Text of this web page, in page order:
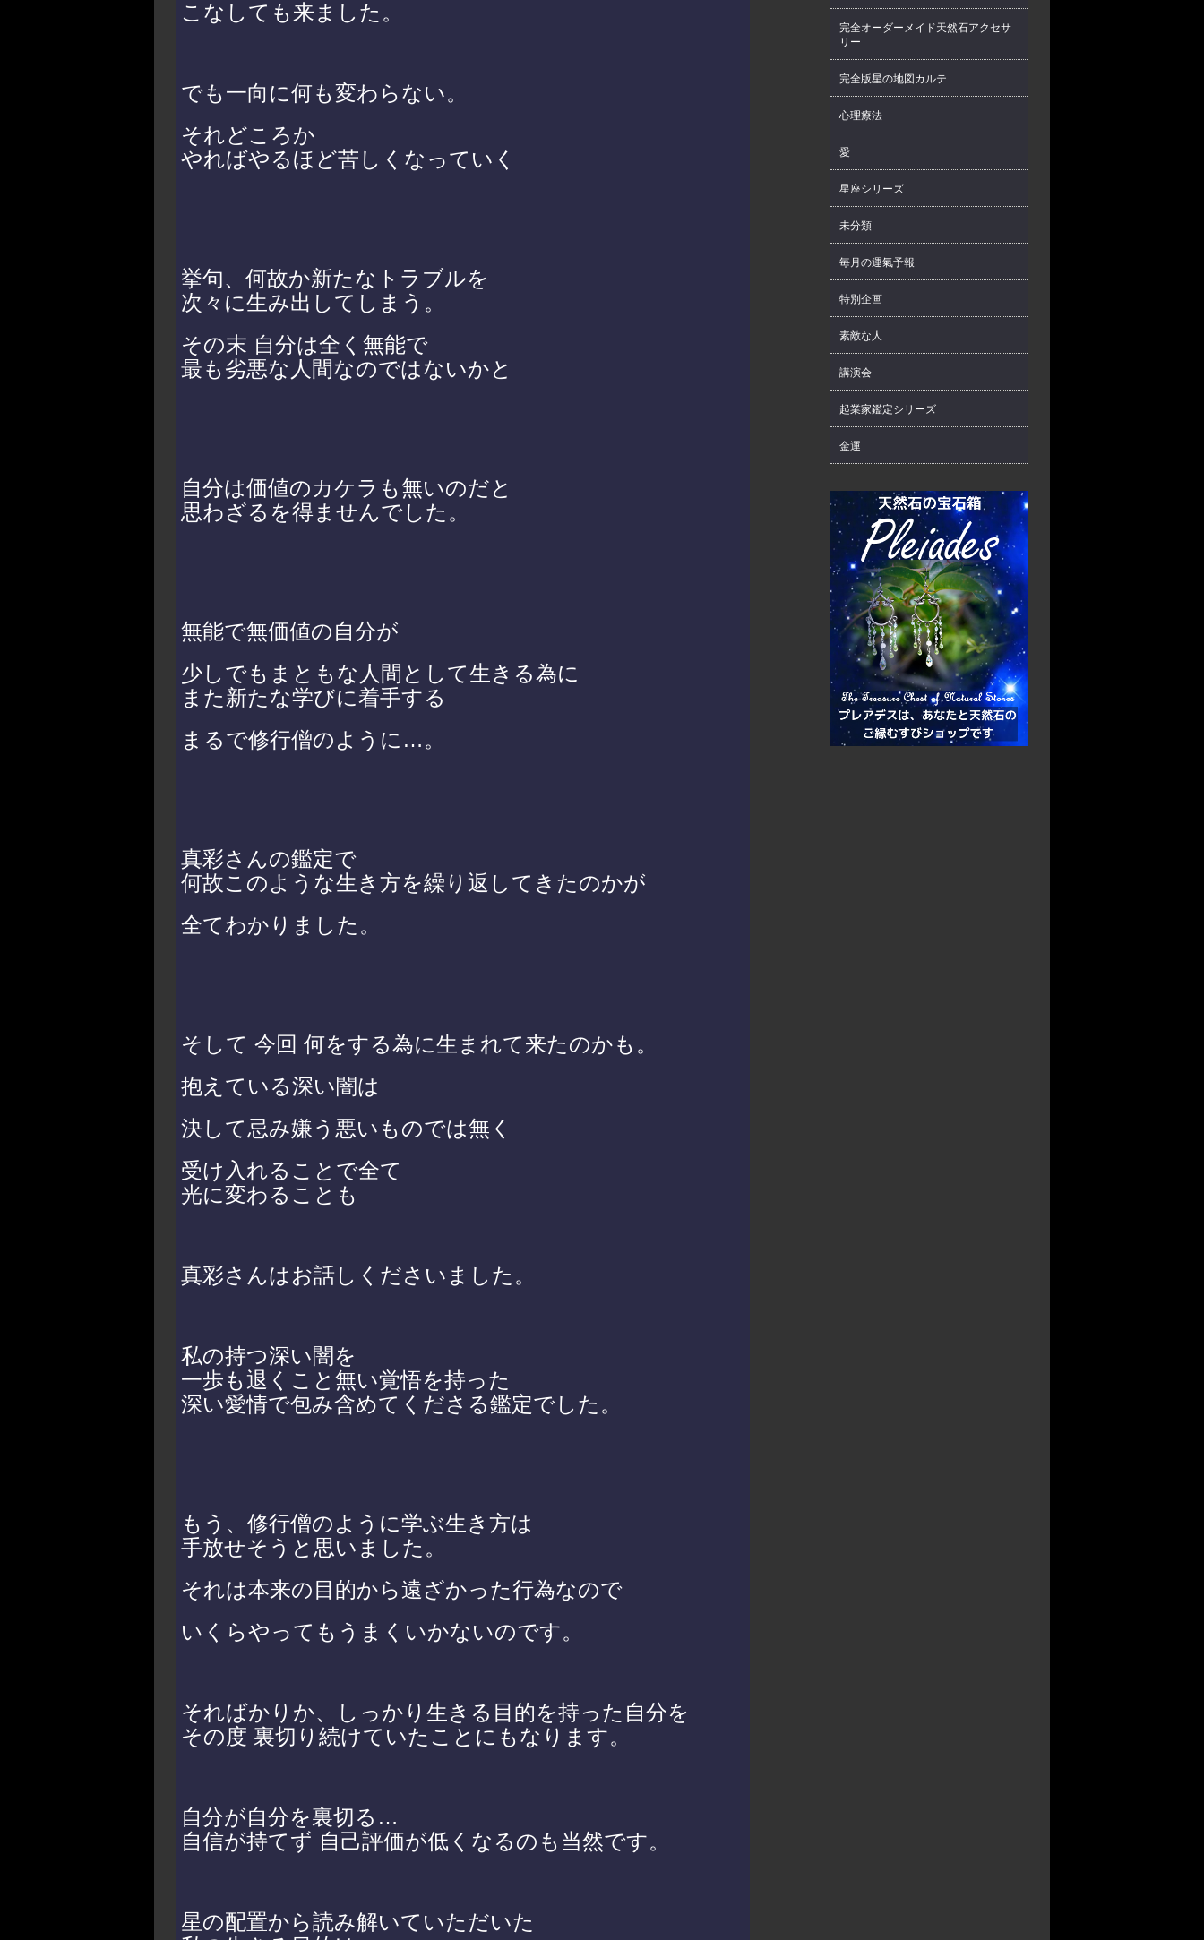
こなしても来ました。
でも一向に何も変わらない。
それどころか
やればやるほど苦しくなっていく
挙句、何故か新たなトラブルを
次々に生み出してしまう。
その末 自分は全く無能で
最も劣悪な人間なのではないかと
自分は価値のカケラも無いのだと
思わざるを得ませんでした。
無能で無価値の自分が
少しでもまともな人間として生きる為に
また新たな学びに着手する
まるで修行僧のように…。
真彩さんの鑑定で
何故このような生き方を繰り返してきたのかが
全てわかりました。
そして 今回 何をする為に生まれて来たのかも。
抱えている深い闇は
決して忌み嫌う悪いものでは無く
受け入れることで全て
光に変わることも
真彩さんはお話しくださいました。
私の持つ深い闇を
一歩も退くこと無い覚悟を持った
深い愛情で包み含めてくださる鑑定でした。
もう、修行僧のように学ぶ生き方は
手放せそうと思いました。
それは本来の目的から遠ざかった行為なので
いくらやってもうまくいかないのです。
そればかりか、しっかり生きる目的を持った自分を
その度 裏切り続けていたことにもなります。
自分が自分を裏切る…
自信が持てず 自己評価が低くなるのも当然です。
星の配置から読み解いていただいた
完全オーダーメイド天然石アクセサ
リー
完全版星の地図カルテ
心理療法
愛
星座シリーズ
未分類
毎月の運氣予報
特別企画
素敵な人
講演会
起業家鑑定シリーズ
金運